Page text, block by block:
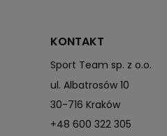
KONTAKT
Sport Team sp. z o.o.
ul. Albatrosów 10
30-716 Kraków
+48 600 322 305